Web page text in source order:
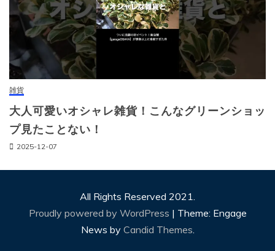
雑貨
大人可愛いオシャレ雑貨！こんなグリーンショッ
プ見たことない！
2025-12-07
All Rights Reserved 2021.
Proudly powered by WordPress | Theme: Engage
News by Candid Themes